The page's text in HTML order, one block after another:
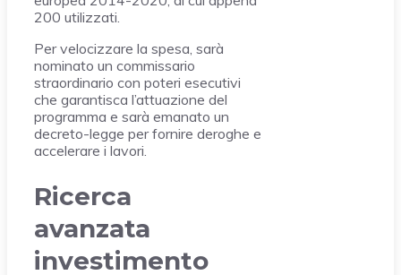
200 utilizzati.
Per velocizzare la spesa, sarà
nominato un commissario
straordinario con poteri esecutivi
che garantisca l’attuazione del
programma e sarà emanato un
decreto-legge per fornire deroghe e
accelerare i lavori.
Ricerca
avanzata
investimento